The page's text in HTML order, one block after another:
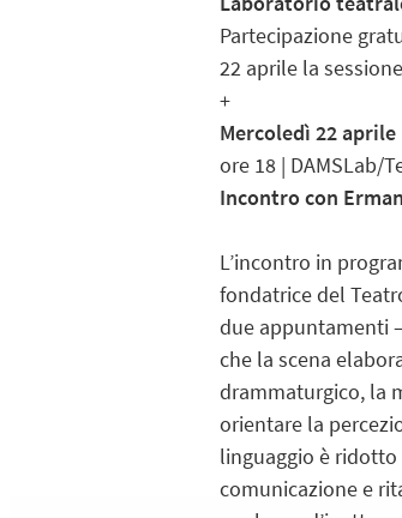
Partecipazione
22 aprile la
+
Mercoledì 22 aprile
ore 18 | DAMSLab/
Incontro con
L’incontro in
fondatrice del
due appuntamenti
che la scena
drammaturgico, la
orientare la
linguaggio è
comunicazione e